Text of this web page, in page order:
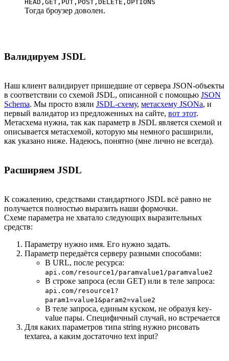
HEAD,GET,PUT,POST,DELETE,OPTIONS
Тогда броузер доволен.
Валидируем JSDL
Наш клиент валидирует пришедшие от сервера JSON-объекты
в соответствии со схемой JSDL, описанной с помощью JSON
Schema. Мы просто взяли JSDL-схему, метасхему JSONa, и
первый валидатор из предложенных на сайте, вот этот.
Метасхема нужна, так как параметр в JSDL является схемой и
описывается метасхемой, которую мы немного расширили,
как указано ниже. Надеюсь, понятно (мне лично не всегда).
Расширяем JSDL
К сожалению, средствами стандартного JSDL всё равно не
получается полностью выразить наши формочки.
Схеме параметра не хватало следующих выразительных
средств:
Параметру нужно имя. Его нужно задать.
Параметр передаётся серверу разными способами:
В URL, после ресурса:
api.com/resource1/paramvalue1/paramvalue2
В строке запроса (если GET) или в теле запроса:
api.com/resource1?
param1=value1&param2=value2
В теле запроса, единым куском, не образуя key-
value пары. Специфичный случай, но встречается
Для каких параметров типа string нужно рисовать
textarea, а каким достаточно text input?